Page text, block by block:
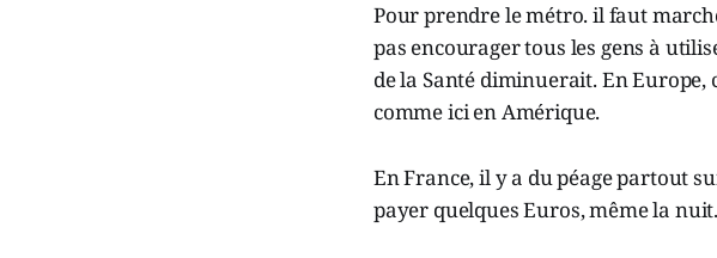
Pour prendre le métro. il faut
pas encourager tous les gens à
de la Santé diminuerait. En Europe,
comme ici en Amérique.
En France, il y a du péage partout
payer quelques Euros, même la